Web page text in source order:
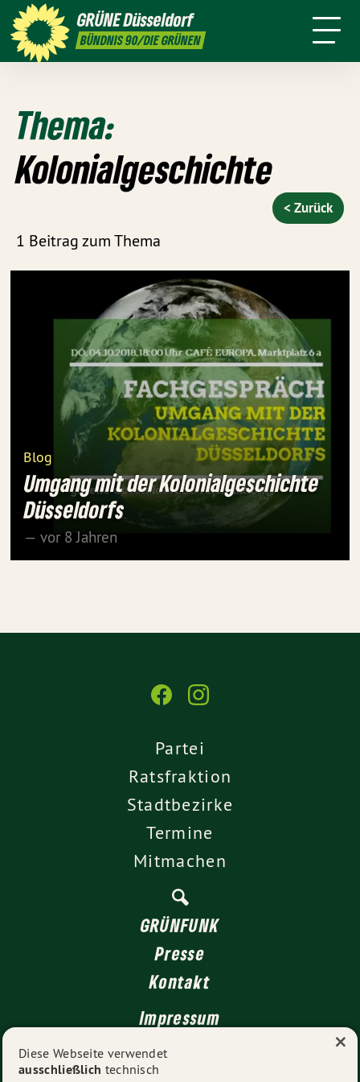
GRÜNEDüsseldorf
BÜNDNIS 90/DIE GRÜNEN
GRÜNFUNK Presse
Stadtbezirke Termine Mitmachen
Thema:
Kolonialgeschichte
1 Beitrag zum Thema
< Zurück
Blog
Umgang mit der Kolonialgeschichte
Düsseldorfs
— vor 8 Jahren
Partei
Ratsfraktion
Stadtbezirke
Termine
Mitmachen
GRÜNFUNK
Presse
Kontakt
Impressum
Datenschutz
Diese Webseite verwendet
ausschließlich technisch
×